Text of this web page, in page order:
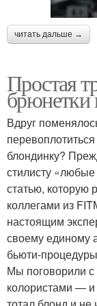
читать дальше →
Простая
брюнетки
Вдруг
блондинку?
стилисту «любые
статью, которую
коллегами из
настоящим
своему единому
бьюти-
Мы поговорили
колористами — и